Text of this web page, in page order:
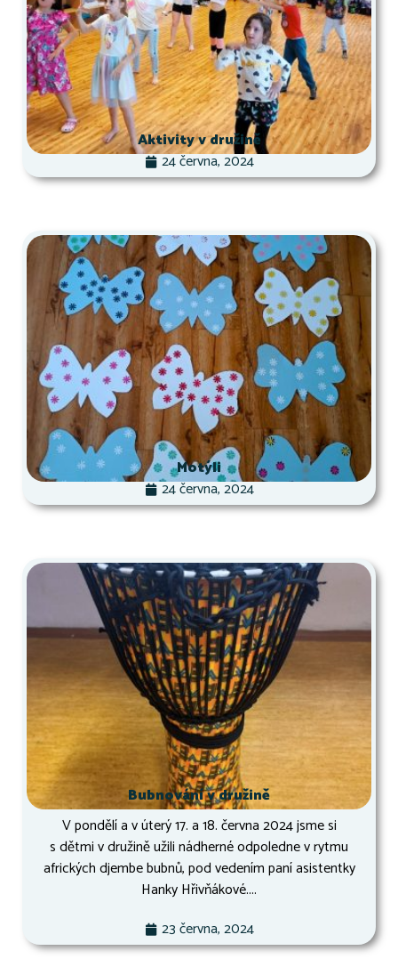
Aktivity v družině
24 června, 2024
Motýli
24 června, 2024
Bubnování v družině
V pondělí a v úterý 17. a 18. června 2024 jsme si
s dětmi v družině užili nádherné odpoledne v rytmu
afrických djembe bubnů, pod vedením paní asistentky
Hanky Hřivňákové....
23 června, 2024